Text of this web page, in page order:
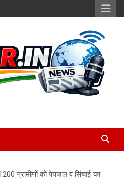
1200 ग्रामीणों को पेयजल व सिंचाई का